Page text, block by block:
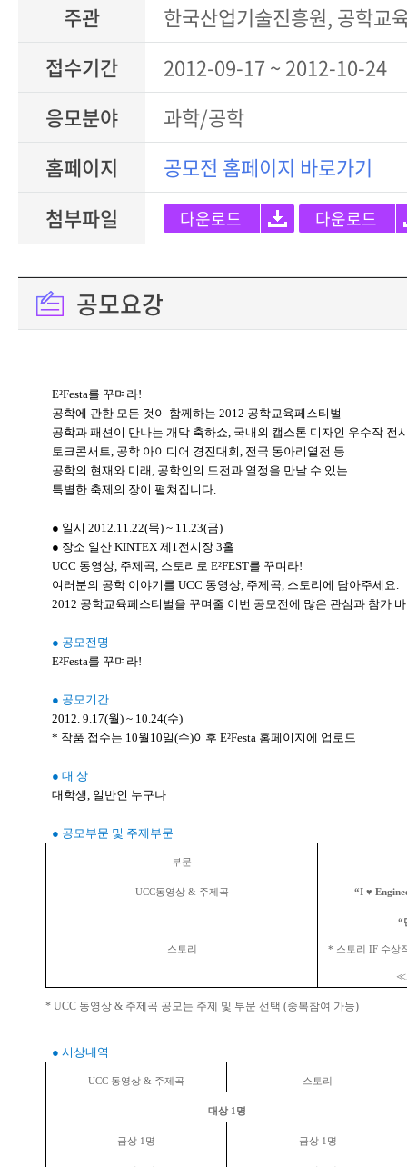
주관
한국산업기술진흥원, 공학교
접수기간
2012-09-17 ~ 2012-10-24
응모분야
과학/공학
홈페이지
공모전 홈페이지 바로가기
첨부파일
다운로드 다운로드
공모요강
E²Festa를 꾸며라!
공학에 관한 모든 것이 함께하는 2012 공학교육페스티벌
공학과 패션이 만나는 개막 축하쇼, 국내외 캡스톤 디자인 우수작 전
토크콘서트, 공학 아이디어 경진대회, 전국 동아리열전 등
공학의 현재와 미래, 공학인의 도전과 열정을 만날 수 있는
특별한 축제의 장이 펼쳐집니다.
● 일시 2012.11.22(목) ~ 11.23(금)
● 장소 일산 KINTEX 제1전시장 3홀
UCC 동영상, 주제곡, 스토리로 E²FEST를 꾸며라!
여러분의 공학 이야기를 UCC 동영상, 주제곡, 스토리에 담아주세요.
2012 공학교육페스티벌을 꾸며줄 이번 공모전에 많은 관심과 참가
● 공모전명
E²Festa를 꾸며라!
● 공모기간
2012. 9.17(월) ~ 10.24(수)
* 작품 접수는 10월10일(수)이후 E²Festa 홈페이지에 업로드
● 대 상
대학생, 일반인 누구나
● 공모부문 및 주제부문
부문
UCC동영상 & 주제곡 “I ♥
스토리
“
* 스토리 IF 수상
* UCC 동영상 & 주제곡 공모는 주제 및 부문 선택 (중복참여 가능)
● 시상내역
UCC 동영상 & 주제곡 스토리
대상 1명
금상 1명 금상 1명